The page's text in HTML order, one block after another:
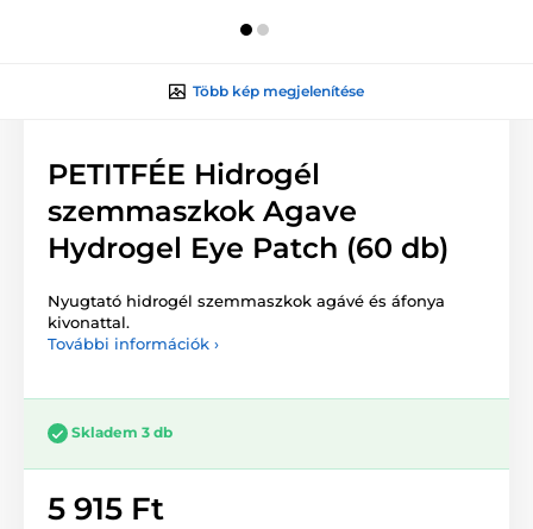
Több kép megjelenítése
PETITFÉE Hidrogél
szemmaszkok Agave
Hydrogel Eye Patch (60 db)
Nyugtató hidrogél szemmaszkok agávé és áfonya
kivonattal.
További információk ›
Skladem 3 db
5 915 Ft